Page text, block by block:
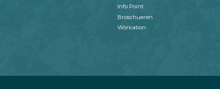
Info Point
Broschueren
Workation